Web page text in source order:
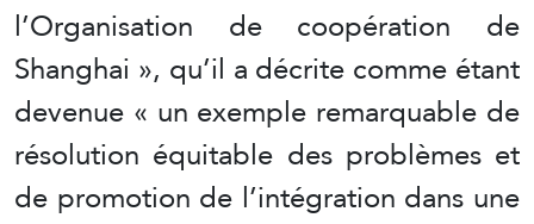
l’Organisation de coopération de
Shanghai », qu’il a décrite comme étant
devenue « un exemple remarquable de
résolution équitable des problèmes et
de promotion de l’intégration dans une